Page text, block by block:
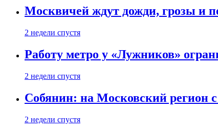
Москвичей ждут дожди, грозы и
2 недели спустя
Работу метро у «Лужников»
2 недели спустя
Собянин: на Московский регион
2 недели спустя